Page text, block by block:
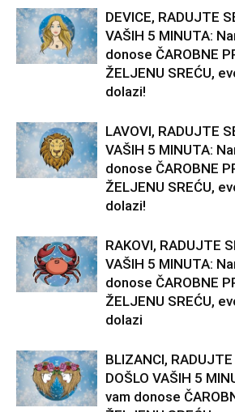
DEVICE, RADUJTE
VAŠIH 5 MINUTA:
donose ČAROBNE
ŽELJENU SREĆU,
dolazi!
LAVOVI, RADUJTE
VAŠIH 5 MINUTA:
donose ČAROBNE
ŽELJENU SREĆU,
dolazi!
RAKOVI, RADUJTE
VAŠIH 5 MINUTA:
donose ČAROBNE
ŽELJENU SREĆU,
dolazi
BLIZANCI,
DOŠLO VAŠIH 5
vam donose